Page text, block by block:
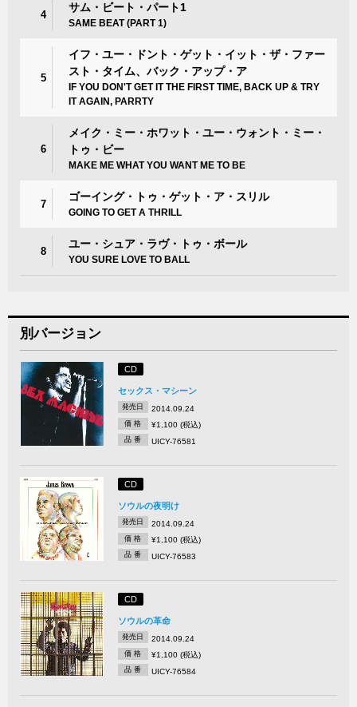
4
サム・ビート・パート1
SAME BEAT (PART 1)
5
イフ・ユー・ドント・ゲット・イット・ザ・ファー
スト・タイム、バック・アップ・ア
IF YOU DON'T GET IT THE FIRST TIME, BACK UP & TRY
IT AGAIN, PARRTY
6
メイク・ミー・ホワット・ユー・ウォント・ミー・
トゥ・ビー
MAKE ME WHAT YOU WANT ME TO BE
7
ゴーイング・トゥ・ゲット・ア・スリル
GOING TO GET A THRILL
8
ユー・シュア・ラヴ・トゥ・ボール
YOU SURE LOVE TO BALL
別バージョン
CD
セックス・マシーン
発売日 2014.09.24
価 格 ¥1,100 (税込)
品 番 UICY-76581
CD
ソウルの夜明け
発売日 2014.09.24
価 格 ¥1,100 (税込)
品 番 UICY-76583
CD
ソウルの革命
発売日 2014.09.24
価 格 ¥1,100 (税込)
品 番 UICY-76584